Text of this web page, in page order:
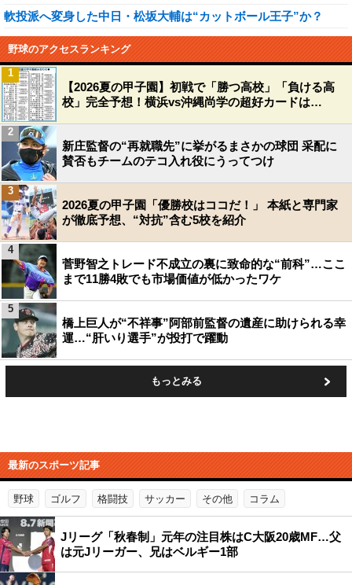
軟投派へ変身した中日・松坂大輔は“カットボール王子”か？
野球のアクセスランキング
【2026夏の甲子園】初戦で「勝つ高校」「負ける高
校」完全予想！横浜vs沖縄尚学の超好カードは…
1
新庄監督の“再就職先”に挙がるまさかの球団 采配に
賛否もチームのテコ入れ役にうってつけ
2
2026夏の甲子園「優勝校はココだ！」 本紙と専門家
が徹底予想、“対抗”含む5校を紹介
3
菅野智之トレード不成立の裏に致命的な“前科”…ここ
まで11勝4敗でも市場価値が低かったワケ
4
橋上巨人が“不祥事”阿部前監督の遺産に助けられる幸
運…“肝いり選手”が投打で躍動
5
もっとみる
最新のスポーツ記事
野球 ゴルフ 格闘技 サッカー その他 コラム
Jリーグ「秋春制」元年の注目株はC大阪20歳MF…父
は元Jリーガー、兄はベルギー1部